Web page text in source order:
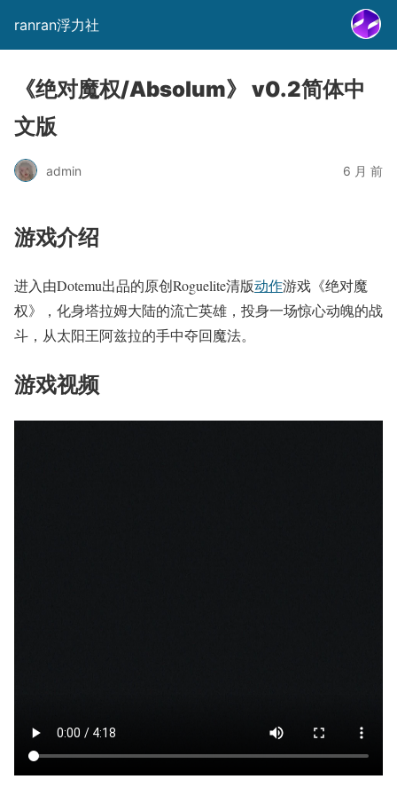
ranran浮力社
《绝对魔权/Absolum》 v0.2简体中
文版
admin 6 月 前
游戏介绍
进入由Dotemu出品的原创Roguelite清版动作游戏《绝对魔
权》，化身塔拉姆大陆的流亡英雄，投身一场惊心动魄的战
斗，从太阳王阿兹拉的手中夺回魔法。
游戏视频